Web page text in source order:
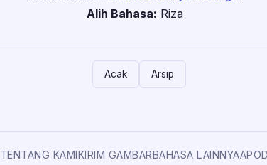
Alih Bahasa: Riza
Acak Arsip
TENTANG KAMIKIRIM GAMBARBAHASA LAINNYA